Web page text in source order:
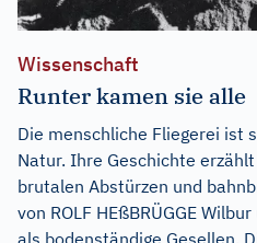
Wissenschaft
Runter kamen sie alle
Die menschliche Fliegerei ist
Natur. Ihre Geschichte
brutalen Abstürzen und
von ROLF HEßBRÜGGE